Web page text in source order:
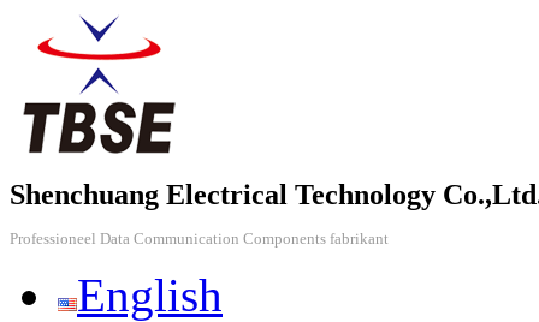
Shenchuang Electrical Technology
Professioneel Data Communication Components fabrikant
English